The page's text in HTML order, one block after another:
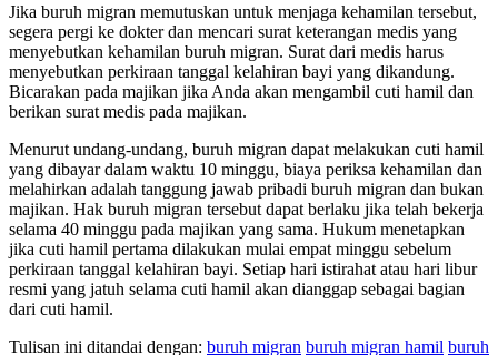
Jika buruh migran memutuskan untuk menjaga kehamilan tersebut,
segera pergi ke dokter dan mencari surat keterangan medis yang
menyebutkan kehamilan buruh migran. Surat dari medis harus
menyebutkan perkiraan tanggal kelahiran bayi yang dikandung.
Bicarakan pada majikan jika Anda akan mengambil cuti hamil dan
berikan surat medis pada majikan.
Menurut undang-undang, buruh migran dapat melakukan cuti hamil
yang dibayar dalam waktu 10 minggu, biaya periksa kehamilan dan
melahirkan adalah tanggung jawab pribadi buruh migran dan bukan
majikan. Hak buruh migran tersebut dapat berlaku jika telah bekerja
selama 40 minggu pada majikan yang sama. Hukum menetapkan
jika cuti hamil pertama dilakukan mulai empat minggu sebelum
perkiraan tanggal kelahiran bayi. Setiap hari istirahat atau hari libur
resmi yang jatuh selama cuti hamil akan dianggap sebagai bagian
dari cuti hamil.
Tulisan ini ditandai dengan: buruh migran buruh migran hamil buruh